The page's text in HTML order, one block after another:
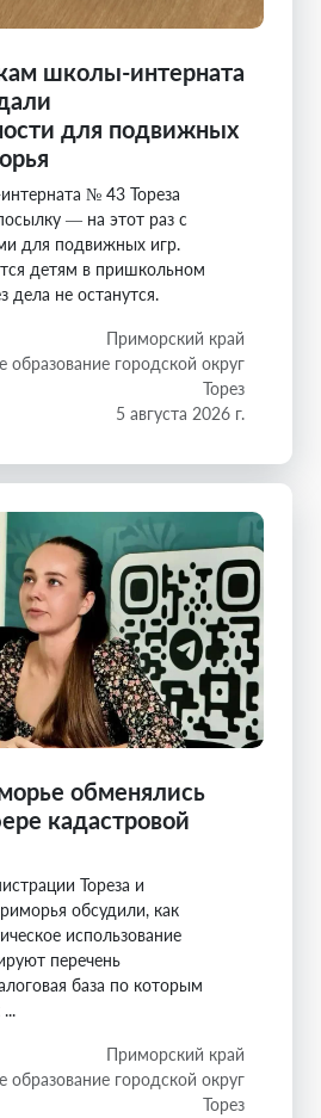
школы-интерната
для подвижных
№ 43 Тореза
— на этот раз с
для подвижных игр.
детям в пришкольном
дела не останутся.
Приморский край
образование городской округ
Торез
5 августа 2026 г.
обменялись
кадастровой
Тореза и
обсудили, как
использование
перечень
база по которым
Приморский край
образование городской округ
Торез